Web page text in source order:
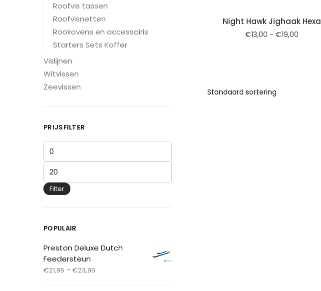
Night Hawk Jighaak Hexa
€13,00 - €19,00
Roofvis tassen
Roofvisnetten
Rookovens en accessoiris
Starters Sets Koffer
Vislijnen
Witvissen
Zeevissen
PRIJSFILTER
Filter
POPULAIR
Preston Deluxe Dutch
Feedersteun
€21,95 - €23,95